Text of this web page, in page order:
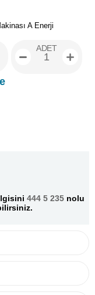
A Enerji
ADET
444 5 235 nolu